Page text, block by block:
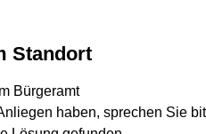
Standort
Bürgeramt
haben, sprechen Sie